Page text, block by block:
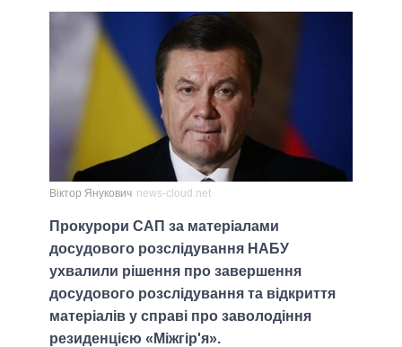
Віктор Янукович news-cloud.net
Прокурори САП за матеріалами
досудового розслідування НАБУ
ухвалили рішення про завершення
досудового розслідування та відкриття
матеріалів у справі про заволодіння
резиденцією «Міжгір'я».